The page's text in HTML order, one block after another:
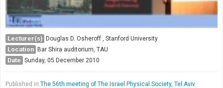
Lecturer(s) Douglas D. Osheroff , Stanford University
Location Bar Shira auditorium, TAU
Date Sunday, 05 December 2010
Published in The 56th meeting of The Israel Physical Society, Tel Aviv